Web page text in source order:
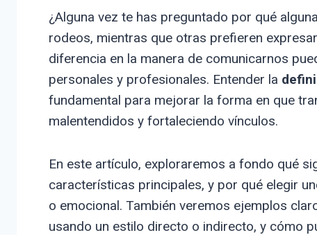
¿Alguna vez te has preguntado por qué
rodeos, mientras que otras prefieren
diferencia en la manera de comunicarnos
personales y profesionales. Entender la
fundamental para mejorar la forma en que
malentendidos y fortaleciendo vínculos.
En este artículo, exploraremos a fondo qué
características principales, y por qué elegir
o emocional. También veremos ejemplos
usando un estilo directo o indirecto, y cómo